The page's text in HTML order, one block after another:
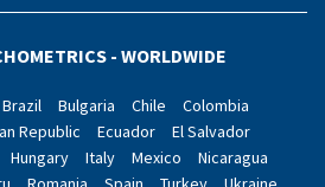
- WORLDWIDE
Brazil Bulgaria Chile
Colombia
Republic Ecuador
El Salvador
Hungary Italy Mexico
Nicaragua